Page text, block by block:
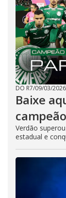
DO R7/09/03/2026
Baixe
Verdão
estadual e